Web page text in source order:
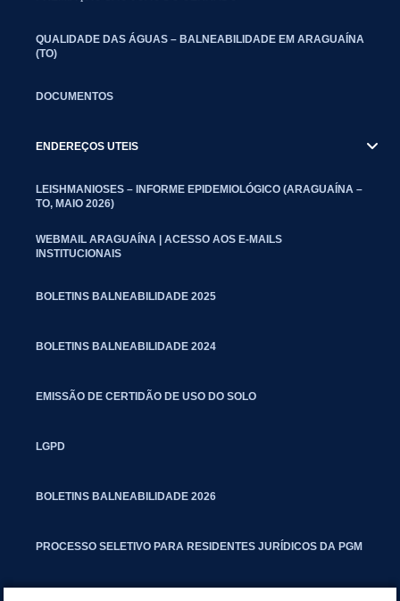
QUALIDADE DAS ÁGUAS – BALNEABILIDADE EM ARAGUAÍNA
(TO)
DOCUMENTOS
ENDEREÇOS UTEIS
LEISHMANIOSES – INFORME EPIDEMIOLÓGICO (ARAGUAÍNA –
TO, MAIO 2026)
WEBMAIL ARAGUAÍNA | ACESSO AOS E-MAILS
INSTITUCIONAIS
BOLETINS BALNEABILIDADE 2025
BOLETINS BALNEABILIDADE 2024
EMISSÃO DE CERTIDÃO DE USO DO SOLO
LGPD
BOLETINS BALNEABILIDADE 2026
PROCESSO SELETIVO PARA RESIDENTES JURÍDICOS DA PGM